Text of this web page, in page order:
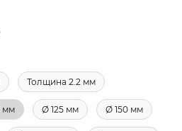
Толщина 2.2 мм
мм Ø 125 мм Ø 150 мм